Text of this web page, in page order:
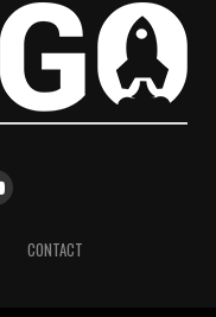
CONTACT